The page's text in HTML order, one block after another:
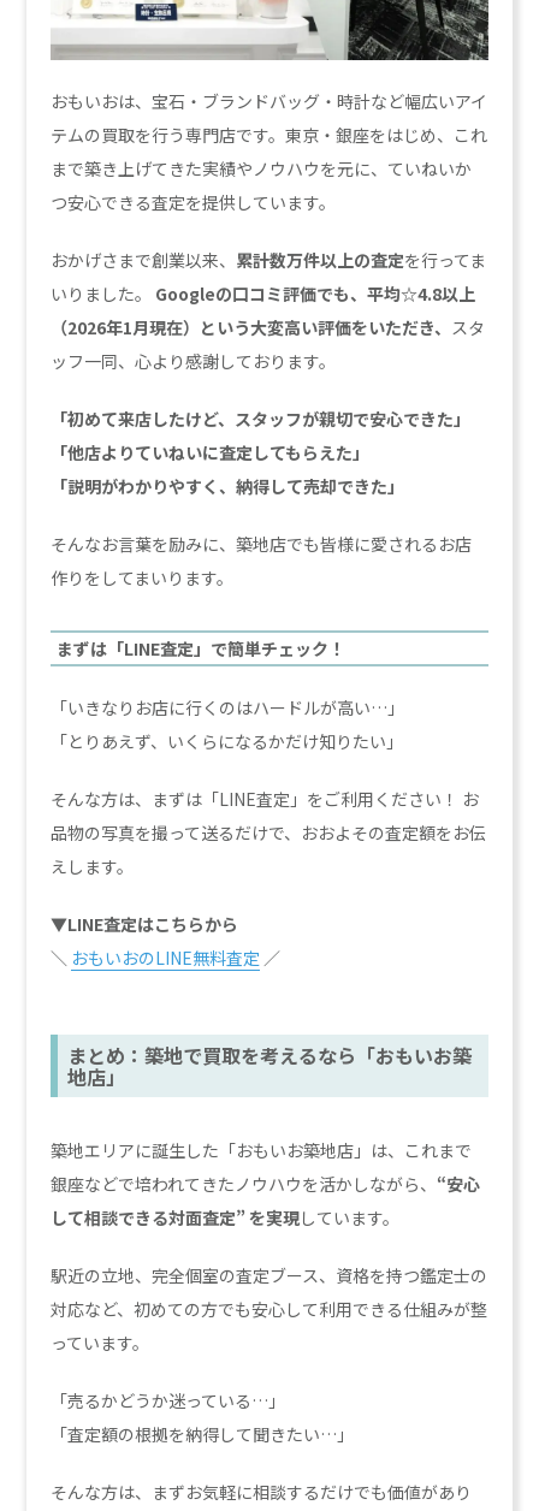
おもいおは、宝石・ブランドバッグ・時計など幅広いアイ
テムの買取を行う専門店です。東京・銀座をはじめ、これ
まで築き上げてきた実績やノウハウを元に、ていねいか
つ安心できる査定を提供しています。
おかげさまで創業以来、 累計数万件以上の査定を行ってま
いりました。 Googleの口コミ評価でも、平均☆4.8以上
（2026年1月現在）という大変高い評価をいただき、 スタ
ッフ一同、心より感謝しております。
「初めて来店したけど、スタッフが親切で安心できた」
「他店よりていねいに査定してもらえた」
「説明がわかりやすく、納得して売却できた」
そんなお言葉を励みに、築地店でも皆様に愛されるお店
作りをしてまいります。
まずは「LINE査定」で簡単チェック！
「いきなりお店に行くのはハードルが高い…」
「とりあえず、いくらになるかだけ知りたい」
そんな方は、まずは「LINE査定」をご利用ください！ お
品物の写真を撮って送るだけで、おおよその査定額をお伝
えします。
▼LINE査定はこちらから
＼ おもいおのLINE無料査定 ／
まとめ：築地で買取を考えるなら「おもいお築
地店」
築地エリアに誕生した「おもいお築地店」は、これまで
銀座などで培われてきたノウハウを活かしながら、 “安心
して相談できる対面査定” を実現しています。
駅近の立地、完全個室の査定ブース、資格を持つ鑑定士の
対応など、初めての方でも安心して利用できる仕組みが整
っています。
「売るかどうか迷っている…」
「査定額の根拠を納得して聞きたい…」
そんな方は、まずお気軽に相談するだけでも価値があり